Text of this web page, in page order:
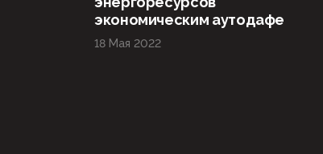
экономическим аутодафе
18 Мая 2022